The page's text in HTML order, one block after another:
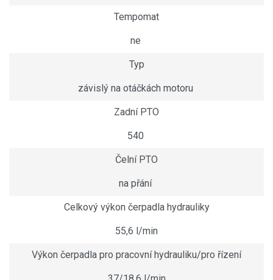
Tempomat
ne
Typ
závislý na otáčkách motoru
Zadní PTO
540
Čelní PTO
na přání
Celkový výkon čerpadla hydrauliky
55,6 l/min
Výkon čerpadla pro pracovní hydrauliku/pro řízení